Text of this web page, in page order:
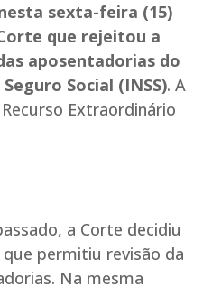
sexta-feira (15)
que rejeitou a
aposentadorias do
Social (INSS). A
Extraordinário
a Corte decidiu
permitiu revisão da
Na mesma